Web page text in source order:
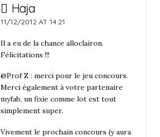
Haja
11/12/2012 AT 14:21
Il a eu de la chance alloclairon.
Félicitations !!!
@Prof Z : merci pour le jeu concours.
Merci également à votre partenaire
myfab, un fixie comme lot est tout
simplement super.
Vivement le prochain concours (y aura